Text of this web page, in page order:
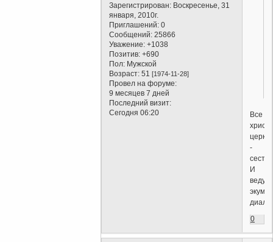
Зарегистрирован: Воскресенье, 31
января, 2010г.
Приглашений: 0
Сообщений: 25866
Уважение: +1038
Позитив: +690
Пол: Мужской
Возраст: 51[1974-11-28]
Провел на форуме:
9 месяцев 7 дней
Последний визит:
Сегодня 06:20
Все
церкви
-
И
ведут
0